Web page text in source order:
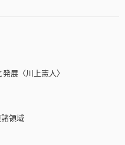
展〈川上憲人〉
領域